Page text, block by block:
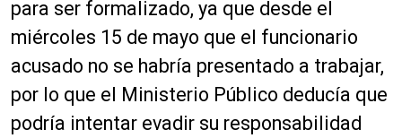
para ser formalizado, ya que desde el
miércoles 15 de mayo que el funcionario
acusado no se habría presentado a trabajar,
por lo que el Ministerio Público deducía que
podría intentar evadir su responsabilidad